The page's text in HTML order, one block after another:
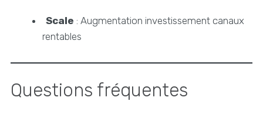
Scale : Augmentation investissement canaux
rentables
Questions fréquentes